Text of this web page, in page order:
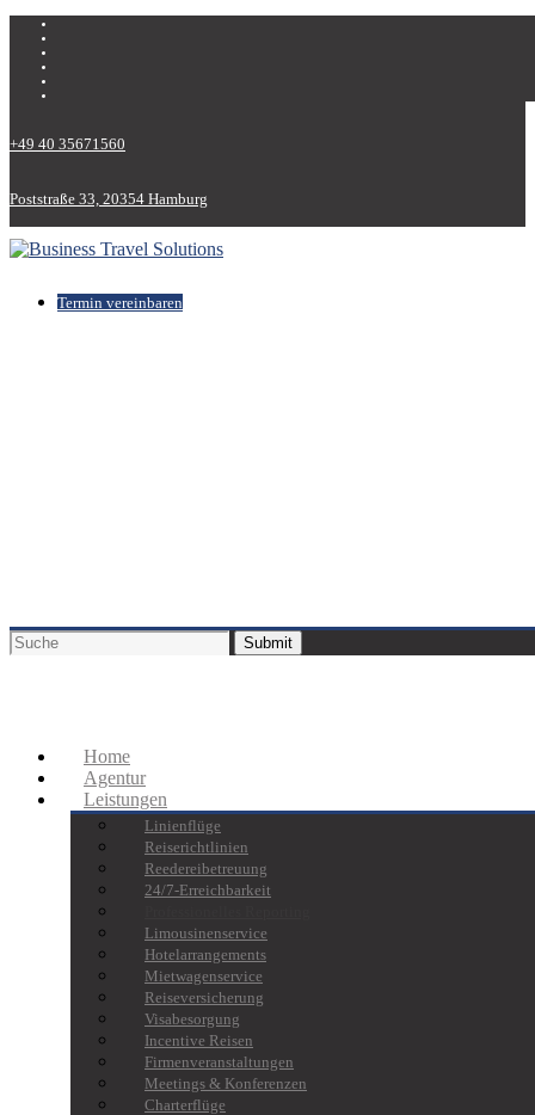
+49 40 35671560
Poststraße 33, 20354 Hamburg
Termin vereinbaren
Home
Agentur
Leistungen
Linienflüge
Reiserichtlinien
Reedereibetreuung
24/7-Erreichbarkeit
Limousinenservice
Hotelarrangements
Mietwagenservice
Reiseversicherung
Visabesorgung
Incentive Reisen
Firmenveranstaltungen
Meetings & Konferenzen
Charterflüge